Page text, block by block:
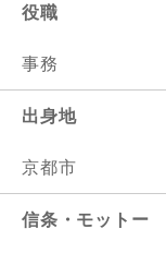
役職
事務
出身地
京都市
信条・モットー